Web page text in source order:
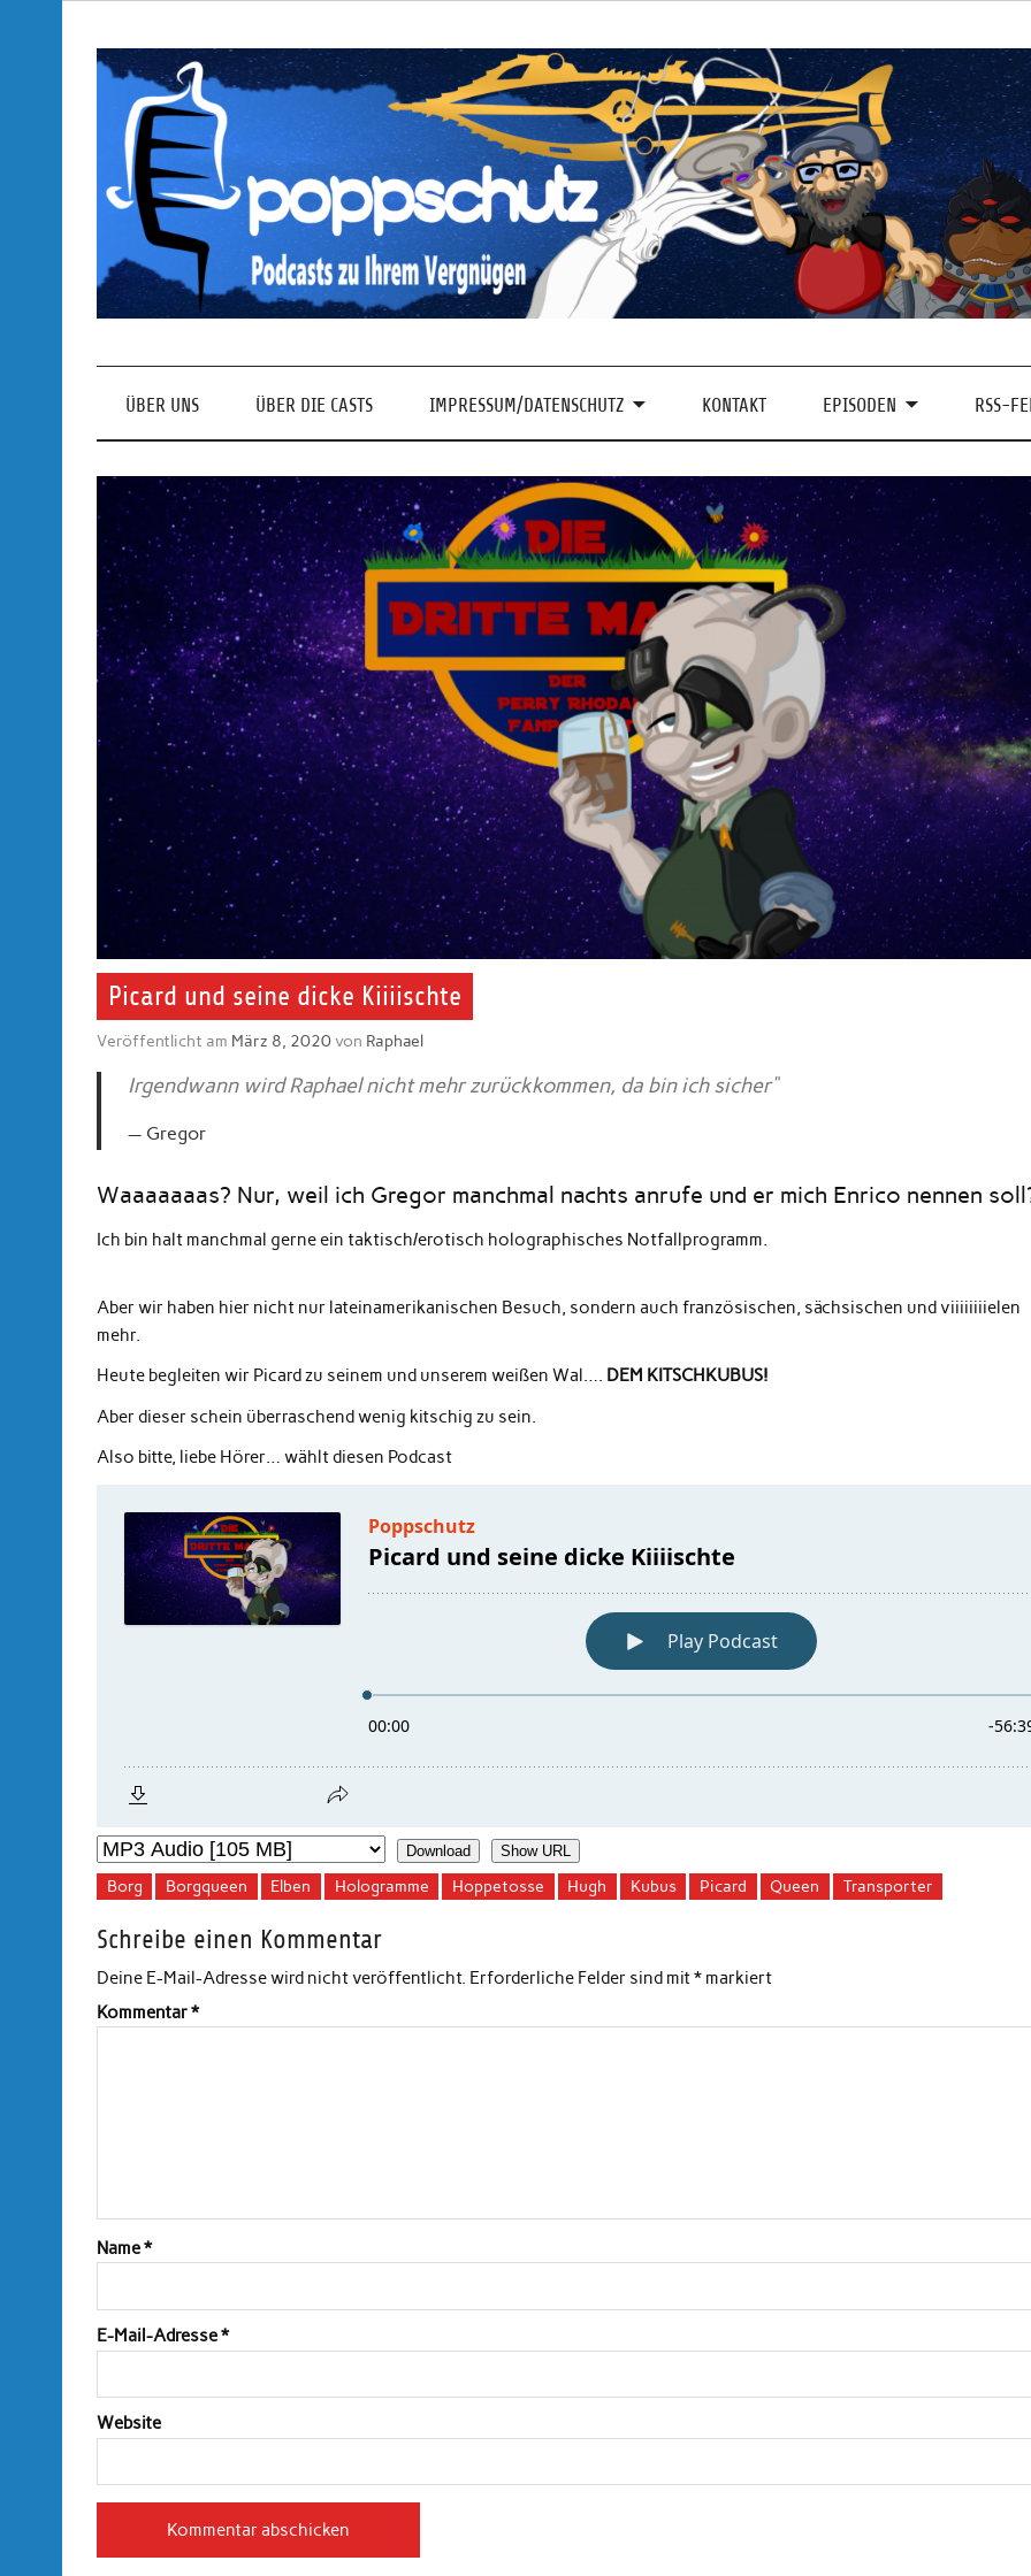
Podcasts zu Ihrem Vergnügen
ÜBER UNS ÜBER DIE CASTS IMPRESSUM/DATENSCHUTZ KONTAKT EPISODEN RSS-
Picard und seine dicke Kiiiischte
Veröffentlicht am März 8, 2020 von Raphael
Irgendwann wird Raphael nicht mehr zurückkommen, da bin ich sicher“
Gregor
Waaaaaaas? Nur, weil ich Gregor manchmal nachts anrufe und er mich Enrico nennen
Ich bin halt manchmal gerne ein taktisch/erotisch holographisches Notfallprogramm.
Aber wir haben hier nicht nur lateinamerikanischen Besuch, sondern auch französischen, sächsischen und viiiiiiiielen
mehr.
Heute begleiten wir Picard zu seinem und unserem weißen Wal…. DEM KITSCHKUBUS!
Aber dieser schein überraschend wenig kitschig zu sein.
Also bitte, liebe Hörer… wählt diesen Podcast
Download Show URL
Borg Borgqueen Elben Hologramme Hoppetosse Hugh Kubus Picard Queen Transporter
Schreibe einen Kommentar
Deine E-Mail-Adresse wird nicht veröffentlicht. Erforderliche Felder sind mit* markiert
Kommentar*
Name*
E-Mail-Adresse*
Website